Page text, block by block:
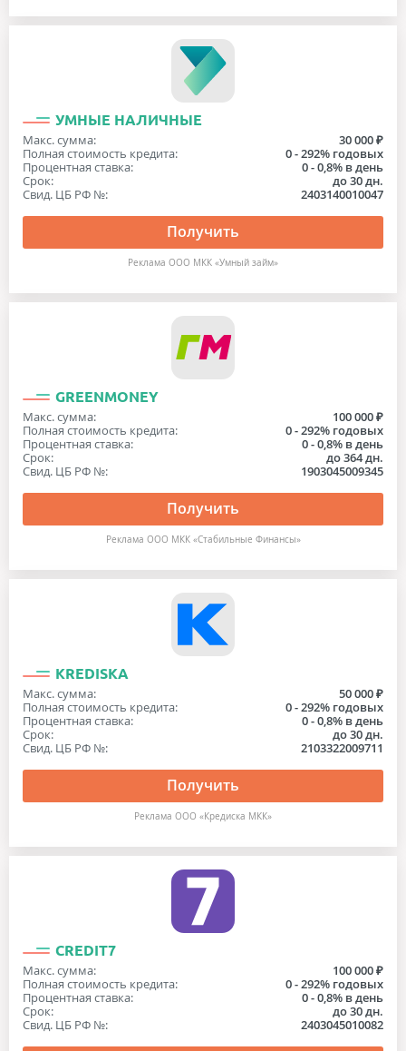
УМНЫЕ НАЛИЧНЫЕ
Макс. сумма:
30 000 ₽
Полная стоимость кредита:
0 - 292% годовых
Процентная ставка:
0 - 0,8% в день
Срок:
до 30 дн.
Свид. ЦБ РФ №:
2403140010047
Получить
Реклама ООО МКК «Умный займ»
GREENMONEY
Макс. сумма:
100 000 ₽
Полная стоимость кредита:
0 - 292% годовых
Процентная ставка:
0 - 0,8% в день
Срок:
до 364 дн.
Свид. ЦБ РФ №:
1903045009345
Получить
Реклама ООО МКК «Стабильные Финансы»
KREDISKA
Макс. сумма:
50 000 ₽
Полная стоимость кредита:
0 - 292% годовых
Процентная ставка:
0 - 0,8% в день
Срок:
до 30 дн.
Свид. ЦБ РФ №:
2103322009711
Получить
Реклама ООО «Кредиска МКК»
CREDIT7
Макс. сумма:
100 000 ₽
Полная стоимость кредита:
0 - 292% годовых
Процентная ставка:
0 - 0,8% в день
Срок:
до 30 дн.
Свид. ЦБ РФ №:
2403045010082